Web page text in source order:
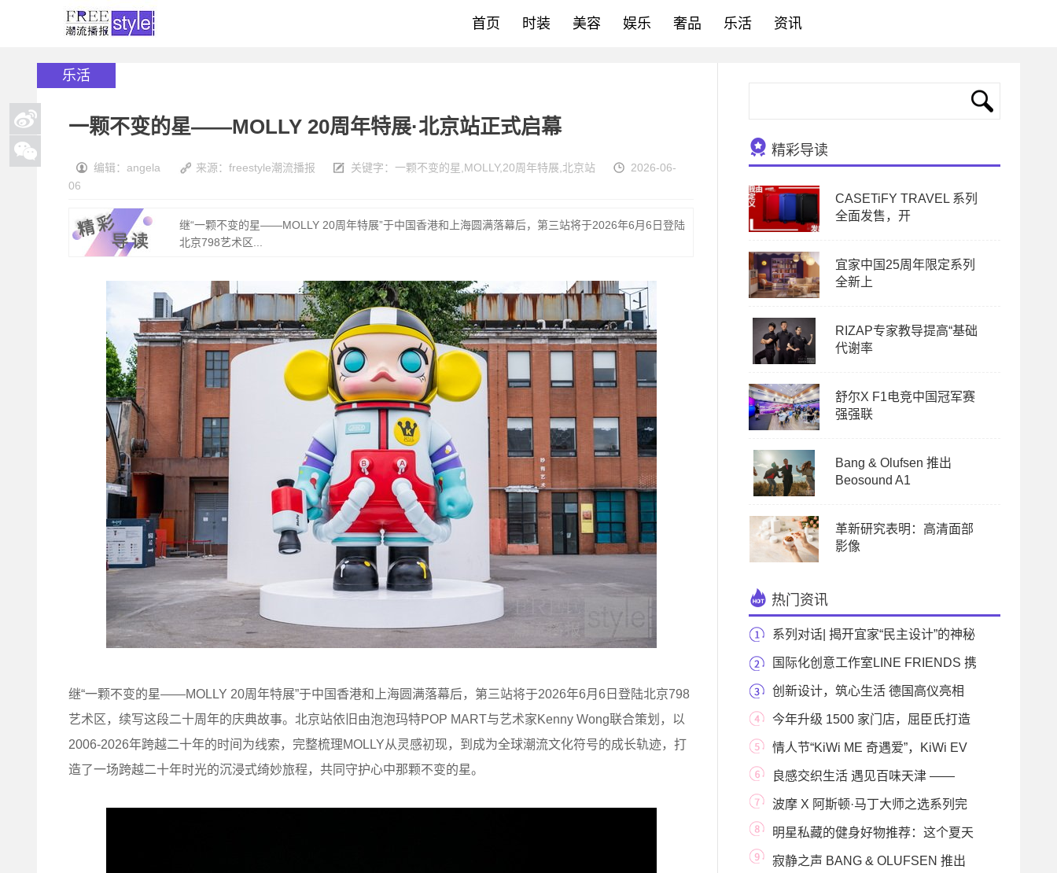
首页 时装 美容 娱乐 奢品 乐活 资讯
乐活
一颗不变的星——MOLLY 20周年特展·北京站正式启幕
编辑：angela 来源：freestyle潮流播报 关键字： 一颗不变的星 MOLLY,20周年特展 北京站
2026-06-
06
继“一颗不变的星——MOLLY 20周年特展”于中国香港和上海圆满落幕后，第三站将于2026年6月6日登陆
北京798艺术区...
继“一颗不变的星——MOLLY 20周年特展”于中国香港和上海圆满落幕后，第三站将于2026年6月6日登陆北京798
艺术区，续写这段二十周年的庆典故事。北京站依旧由泡泡玛特POP MART与艺术家Kenny Wong联合策划，以
2006-2026年跨越二十年的时间为线索，完整梳理MOLLY从灵感初现，到成为全球潮流文化符号的成长轨迹，打
造了一场跨越二十年时光的沉浸式绮妙旅程，共同守护心中那颗不变的星。
精彩导读
CASETiFY TRAVEL 系列
全面发售，开
宜家中国25周年限定系列
全新上
RIZAP专家教导提高“基础
代谢率
舒尔X F1电竞中国冠军赛
强强联
Bang & Olufsen 推出
Beosound A1
革新研究表明：高清面部
影像
热门资讯
系列对话| 揭开宜家“民主设计”的神秘
面纱 国际化创意工作室LINE FRIENDS 携
手SUPERCELL展开《荒
创新设计，筑心生活 德国高仪亮相
2022上海建博会
今年升级 1500 家门店，屈臣氏打造
健康与美的消
情人节“KiWi ME 奇遇爱”，KiWi EV
多城快闪活动火
良感交织生活 遇见百味天津 ——
MUJI無印良品天
波摩 X 阿斯顿·马丁大师之选系列完
美收官明星私藏的健身好物推荐：这个夏天
有FITURE魔镜
寂静之声 BANG & OLUFSEN 推出